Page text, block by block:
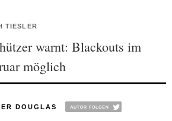
TIESLER
warnt: Blackouts im
möglich
DOUGLAS